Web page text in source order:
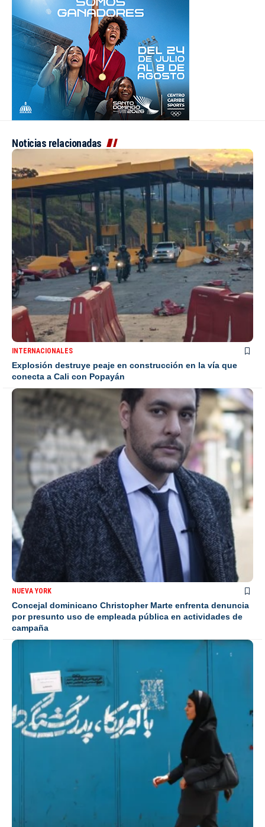
Noticias relacionadas
INTERNACIONALES
Explosión destruye peaje en construcción en la vía que
conecta a Cali con Popayán
NUEVA YORK
Concejal dominicano Christopher Marte enfrenta denuncia
por presunto uso de empleada pública en actividades de
campaña